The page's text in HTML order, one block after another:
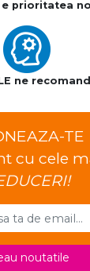
e prioritatea
ne
TE
cu cele
noutatile